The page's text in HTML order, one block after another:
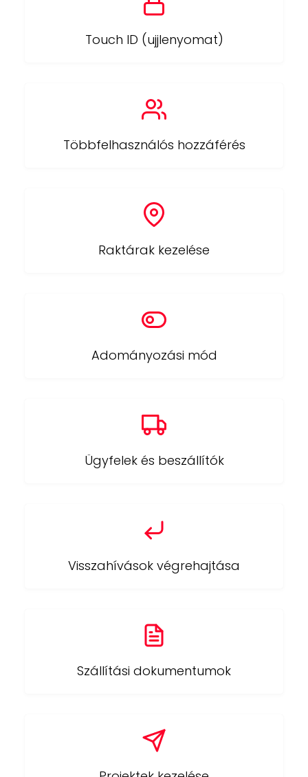
Touch ID (ujjlenyomat)
Többfelhasználós hozzáférés
Raktárak kezelése
Adományozási mód
Ügyfelek és beszállítók
Visszahívások végrehajtása
Szállítási dokumentumok